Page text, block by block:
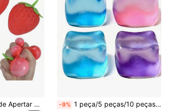
1 Peça Brinquedo de Apertar Morango Gigante, Bola de Alívio de Estresse Realista, Gadget de Descompressão Criativo, Estético -9% 1 peça/5 peças/10 peças Brinquedos Cubo Sensorial para Apertar - Cubo - Para Sala de Aula, Exterior, Alívio de Estresse no Escritório a Qualquer Momento, Perfeito para Decoração de Mesa, Prêmios de Aula, Lembrancinhas de Festa e Presentes de Feriados! - Presente de Páscoa - Presente - Presente Perfeito - Presente, Brinquedo Fidget